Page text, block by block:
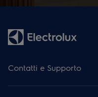
Contatti e Supporto